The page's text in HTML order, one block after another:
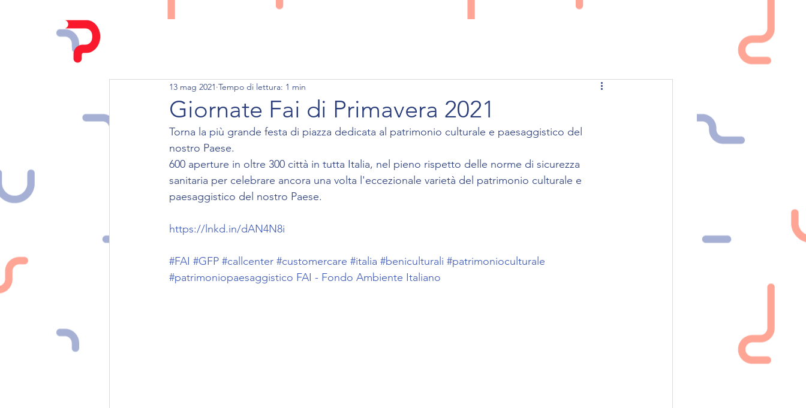
Giornate Fai di Primavera 2021
13 mag 2021 Tempo di lettura: 1 min
Torna la più grande festa di piazza dedicata al patrimonio culturale e paesaggistico del
nostro Paese.
600 aperture in oltre 300 città in tutta Italia, nel pieno rispetto delle norme di sicurezza
sanitaria per celebrare ancora una volta l'eccezionale varietà del patrimonio culturale e
paesaggistico del nostro Paese.
https://lnkd.in/dAN4N8i
#FAI #GFP #callcenter #customercare #italia #beniculturali #patrimonioculturale
#patrimoniopaesaggistico FAI - Fondo Ambiente Italiano